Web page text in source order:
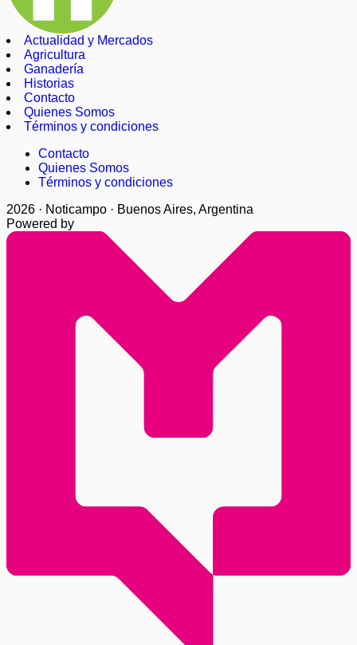
Actualidad y Mercados
Agricultura
Ganadería
Historias
Contacto
Quienes Somos
Términos y condiciones
Contacto
Quienes Somos
Términos y condiciones
2026 · Noticampo · Buenos Aires, Argentina
Powered by